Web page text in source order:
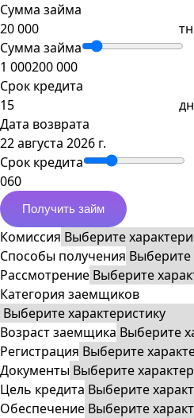
Сумма займа
Сумма займа
1 000200 000
Срок кредита
Дата возврата
22 августа 2026 г.
Срок кредита
060
Получить займ
Комиссия
Способы получения
Рассмотрение
Категория заемщиков
Возраст заемщика
Регистрация
Документы
Цель кредита
Обеспечение